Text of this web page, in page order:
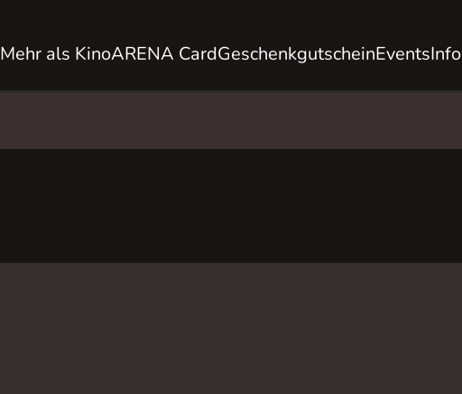
Mehr als KinoARENA CardGeschenkgutscheinEventsInfo